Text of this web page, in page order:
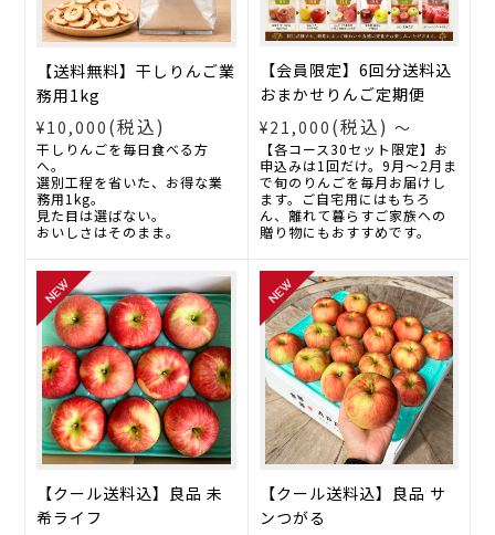
【送料無料】干しりんご業
務用1kg
¥10,000 (税込)
干しりんごを毎日食べる方
へ。
選別工程を省いた、お得な業
務用1kg。
見た目は選ばない。
おいしさはそのまま。
【会員限定】6回分送料込
おまかせりんご定期便
¥21,000 (税込) ～
【各コース30セット限定】お
申込みは1回だけ。9月～2月ま
で旬のりんごを毎月お届けし
ます。ご自宅用にはもちろ
ん、離れて暮らすご家族への
贈り物にもおすすめです。
【クール送料込】良品 未
希ライフ
【クール送料込】良品 サ
ンつがる